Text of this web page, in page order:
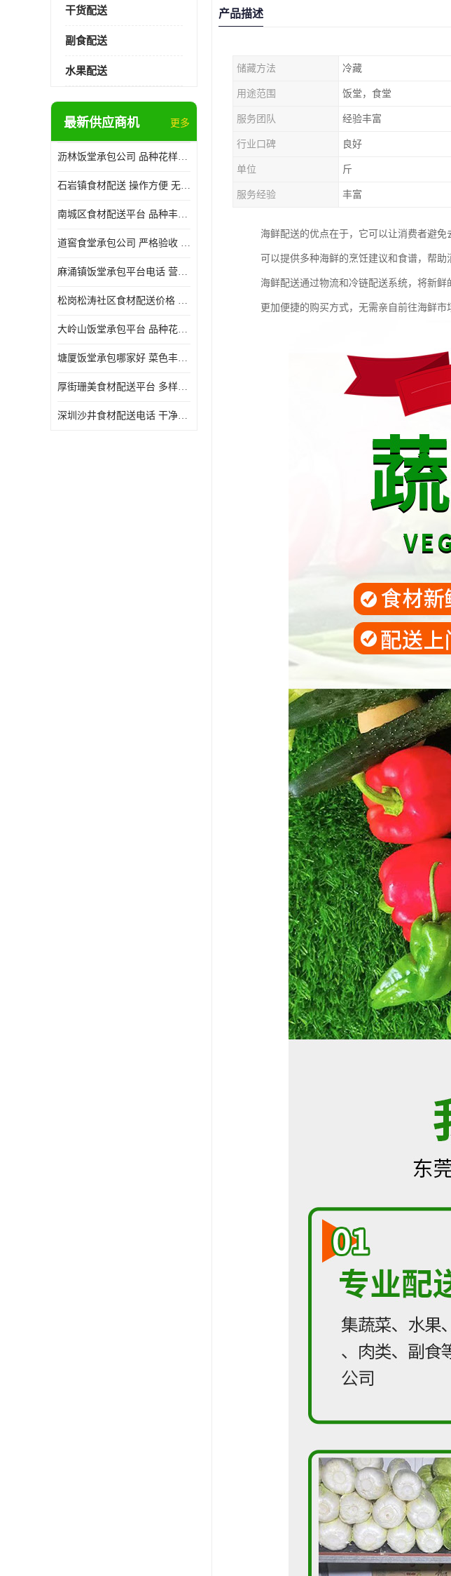
干货配送
副食配送
水果配送
最新供应商机 更多
沥林饭堂承包公司 品种花样丰富 提高员工饮食质量
石岩镇食材配送 操作方便 无需亲自管理
南城区食材配送平台 品种丰富 配送时间较短
道窖食堂承包公司 严格验收 维持供膳品质稳定
麻涌镇饭堂承包平台电话 营养均衡 定期推出新菜式
松岗松涛社区食材配送价格 搭配均匀 菜式品种类别多
大岭山饭堂承包平台 品种花样丰富 定期推出新菜式
塘厦饭堂承包哪家好 菜色丰富 大幅度降低食材成本
厚街珊美食材配送平台 多样化选择 提高膳食质量
深圳沙井食材配送电话 干净卫生 无需亲自管理
产品描述
储藏方法 冷藏
用途范围 饭堂，食堂
服务团队 经验丰富
行业口碑 良好
单位 斤
服务经验 丰富
海鲜配送的优点在于，它可以让消费者避
可以提供多种海鲜的烹饪建议和食谱，帮助
海鲜配送通过物流和冷链配送系统，将新
更加便捷的购买方式，无需亲自前往海鲜